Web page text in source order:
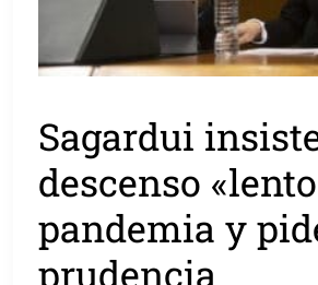
Sagardui
descenso
pandemia y
prudencia